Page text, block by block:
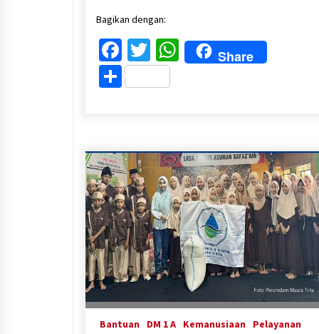
Bagikan dengan:
Facebook
Twitter
WhatsApp
Share
Share
Bantuan DM 1 A Kemanusiaan
Pelayanan